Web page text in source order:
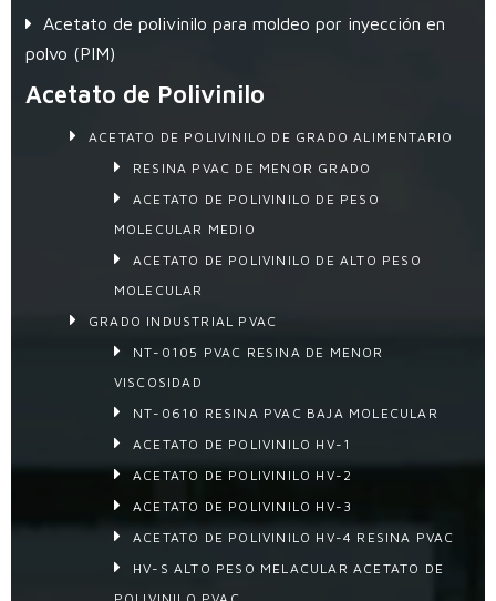
Acetato de polivinilo para moldeo por inyección en
polvo (PIM)
Acetato de Polivinilo
ACETATO DE POLIVINILO DE GRADO ALIMENTARIO
RESINA PVAC DE MENOR GRADO
ACETATO DE POLIVINILO DE PESO
MOLECULAR MEDIO
ACETATO DE POLIVINILO DE ALTO PESO
MOLECULAR
GRADO INDUSTRIAL PVAC
NT-0105 PVAC RESINA DE MENOR
VISCOSIDAD
NT-0610 RESINA PVAC BAJA MOLECULAR
ACETATO DE POLIVINILO HV-1
ACETATO DE POLIVINILO HV-2
ACETATO DE POLIVINILO HV-3
ACETATO DE POLIVINILO HV-4 RESINA PVAC
HV-S ALTO PESO MELACULAR ACETATO DE